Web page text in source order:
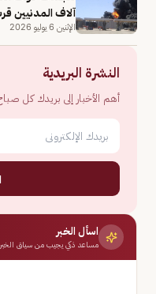
آلاف المدنيين
الإثنين 6 يوليو 2026
النشرة البريدية
أهم الأخبار إلى بريدك كل
اسأل الخبر
مساعد ذكي يجيب من سياق